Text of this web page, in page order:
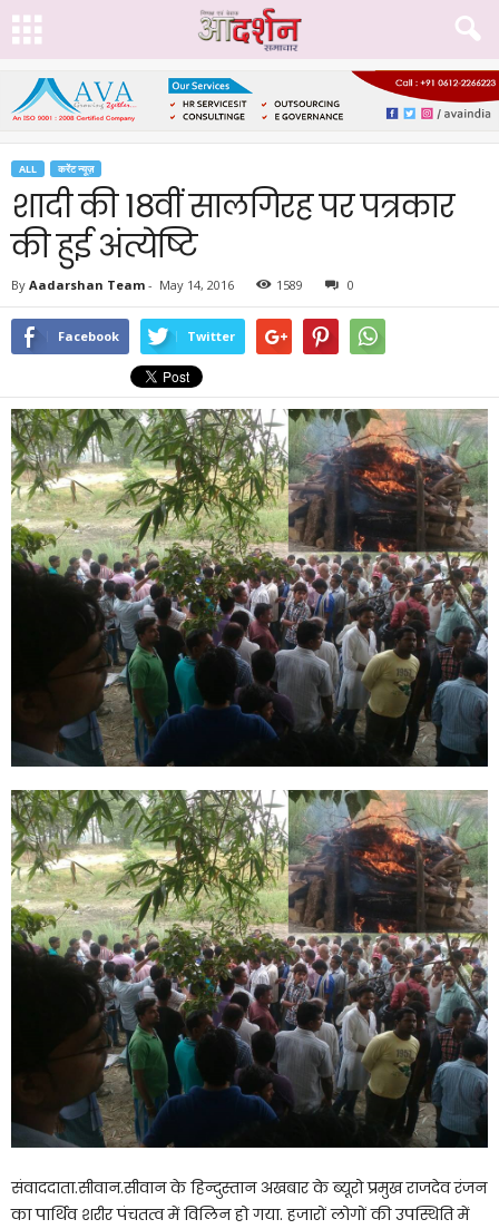
ALL करेंट न्यूज़
शादी की 18वीं सालगिरह पर पत्रकार
की हुई अंत्येष्टि
By Aadarshan Team - May 14, 2016 1589 0
Facebook Twitter
संवाददाता.सीवान.सीवान के हिन्दुस्तान अखबार के ब्यूरो प्रमुख राजदेव रंजन
का पार्थिव शरीर पंचतत्व में विलिन हो गया. हजारों लोगों की उपस्थिति में